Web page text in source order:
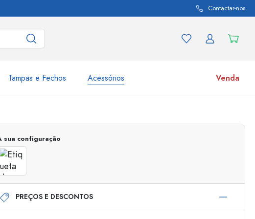
Contactar-nos
Tampas e Fechos Acessórios Venda
Airless
roll-on
Frascos
sua configuração
PREÇOS E DESCONTOS